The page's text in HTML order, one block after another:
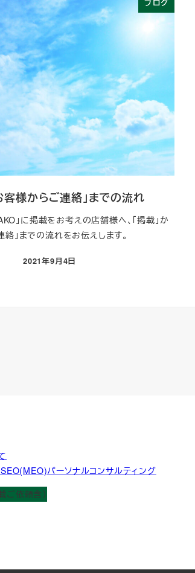
ブログ
客様からご連絡」までの流れ
」に掲載をお考えの店舗様へ、「掲載」か
絡」までの流れをお伝えします。
投稿日
2021年9月4日
SEO(MEO)パーソナルコンサルティング
ご依頼含）